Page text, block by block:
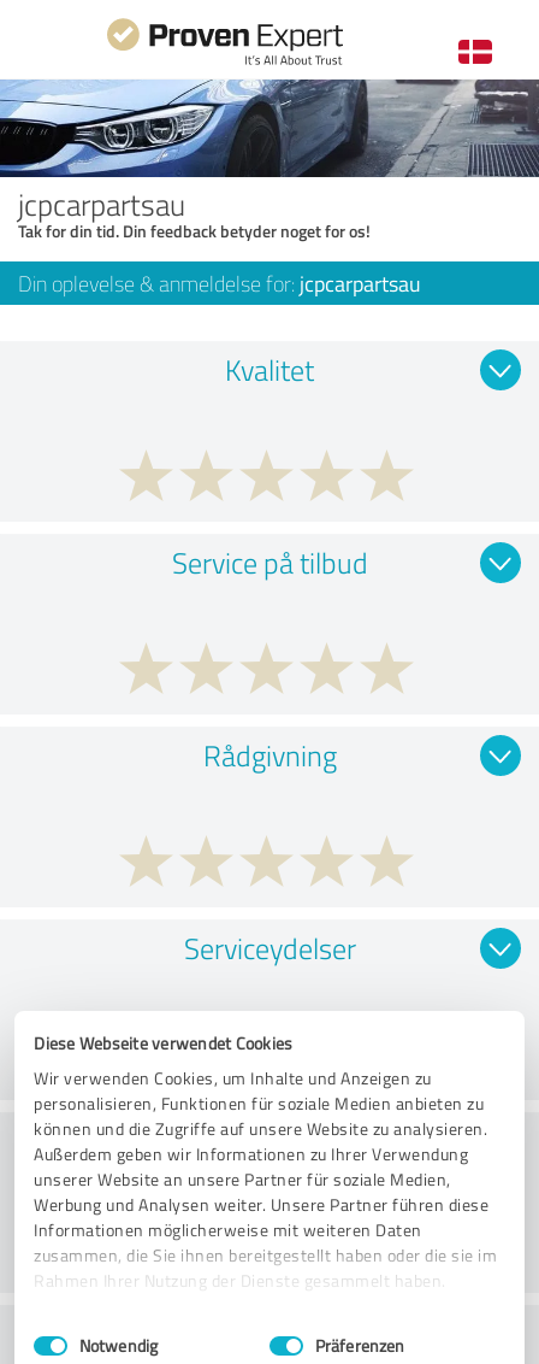
Diese Webseite verwendet Cookies
Wir verwenden Cookies, um Inhalte und Anzeigen zu
personalisieren, Funktionen für soziale Medien anbieten zu
können und die Zugriffe auf unsere Website zu analysieren.
Außerdem geben wir Informationen zu Ihrer Verwendung
unserer Website an unsere Partner für soziale Medien,
Werbung und Analysen weiter. Unsere Partner führen diese
Informationen möglicherweise mit weiteren Daten
zusammen, die Sie ihnen bereitgestellt haben oder die sie im
Rahmen Ihrer Nutzung der Dienste gesammelt haben.
Impressum Datenschutzbestimmungen
Einwilligungsauswahl
Notwendig Präferenzen
jcpcarpartsau
Tak for din tid. Din feedback betyder noget for os!
Din oplevelse & anmeldelse for: jcpcarpartsau
Kvalitet
Service på tilbud
Rådgivning
Serviceydelser
Forarbejdning
Kundeservice